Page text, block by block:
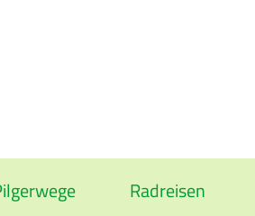
Radreisen